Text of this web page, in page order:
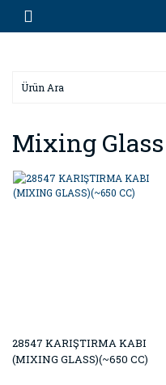
Mixing Glass
28547 KARIŞTIRMA KABI
(MIXING GLASS)(~650 CC)